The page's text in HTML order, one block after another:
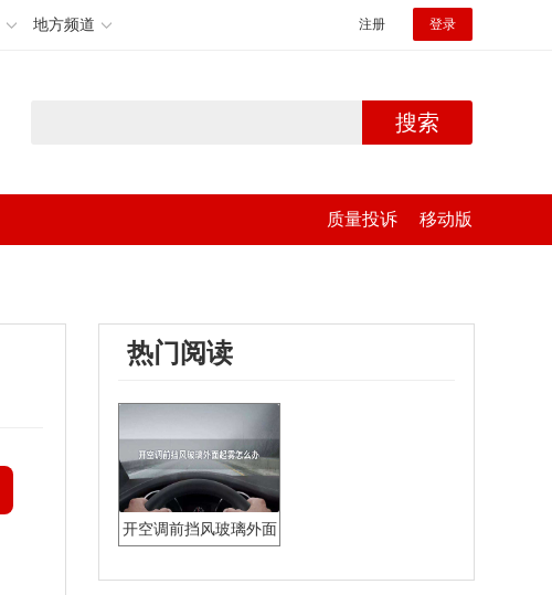
地方频道 注册 登录
搜索
质量投诉 移动版
热门阅读
开空调前挡风玻璃外面